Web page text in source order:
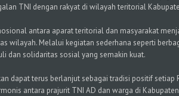
TNI dengan rakyat di wilayah teritorial
antara aparat teritorial dan masyarakat
wilayah. Melalui kegiatan sederhana seperti
dan solidaritas sosial yang semakin kuat.
dapat terus berlanjut sebagai tradisi positif setiap
antara prajurit TNI AD dan warga di